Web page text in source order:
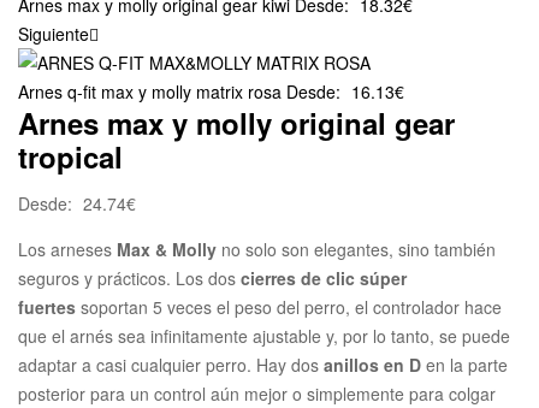
Siguiente
Arnes q-fit max y molly matrix rosa Desde: 16.13€
Arnes max y molly original gear
tropical
Desde: 24.74€
Los arneses Max & Molly no solo son elegantes, sino también
seguros y prácticos. Los dos cierres de clic súper
fuertes soportan 5 veces el peso del perro, el controlador hace
que el arnés sea infinitamente ajustable y, por lo tanto, se puede
adaptar a casi cualquier perro. Hay dos anillos en D en la parte
posterior para un control aún mejor o simplemente para colgar